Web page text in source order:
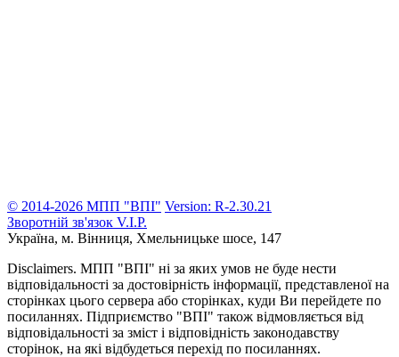
© 2014-2026 МПП "ВПІ" Version: R-2.30.21
Зворотній зв'язок V.I.P.
Україна, м. Вінниця, Хмельницьке шосе, 147
Disclaimers. МПП "ВПІ" ні за яких умов не буде нести
відповідальності за достовірність інформації, представленої на
сторінках цього сервера або сторінках, куди Ви перейдете по
посиланнях. Підприємство "ВПІ" також відмовляється від
відповідальності за зміст і відповідність законодавству
сторінок, на які відбудеться перехід по посиланнях.